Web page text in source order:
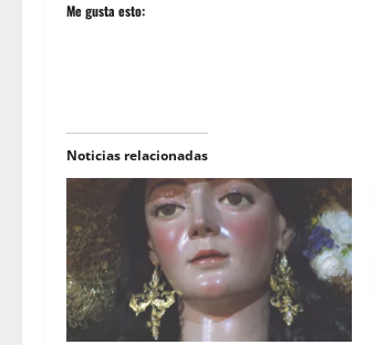
Me gusta esto:
Noticias relacionadas